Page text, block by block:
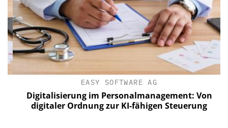
EASY SOFTWARE AG
Digitalisierung im Personalmanagement: Von
digitaler Ordnung zur KI-fähigen Steuerung